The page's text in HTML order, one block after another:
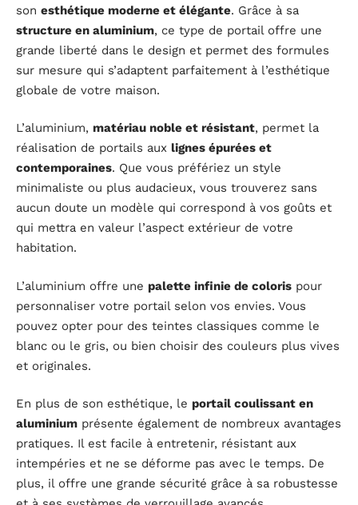
son esthétique moderne et élégante. Grâce à sa
structure en aluminium, ce type de portail offre une
grande liberté dans le design et permet des formules
sur mesure qui s’adaptent parfaitement à l’esthétique
globale de votre maison.
L’aluminium, matériau noble et résistant, permet la
réalisation de portails aux lignes épurées et
contemporaines. Que vous préfériez un style
minimaliste ou plus audacieux, vous trouverez sans
aucun doute un modèle qui correspond à vos goûts et
qui mettra en valeur l’aspect extérieur de votre
habitation.
L’aluminium offre une palette infinie de coloris pour
personnaliser votre portail selon vos envies. Vous
pouvez opter pour des teintes classiques comme le
blanc ou le gris, ou bien choisir des couleurs plus vives
et originales.
En plus de son esthétique, le portail coulissant en
aluminium présente également de nombreux avantages
pratiques. Il est facile à entretenir, résistant aux
intempéries et ne se déforme pas avec le temps. De
plus, il offre une grande sécurité grâce à sa robustesse